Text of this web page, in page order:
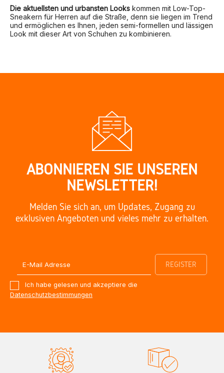
Die aktuellsten und urbansten Looks kommen mit Low-Top-
Sneakern für Herren auf die Straße, denn sie liegen im Trend
und ermöglichen es Ihnen, jeden semi-formellen und lässigen
Look mit dieser Art von Schuhen zu kombinieren.
ABONNIEREN SIE UNSEREN
NEWSLETTER!
Melden Sie sich an, um Updates, Zugang zu
exklusiven Angeboten und vieles mehr zu erhalten.
Ich habe gelesen und akzeptiere die
Datenschutzbestimmungen